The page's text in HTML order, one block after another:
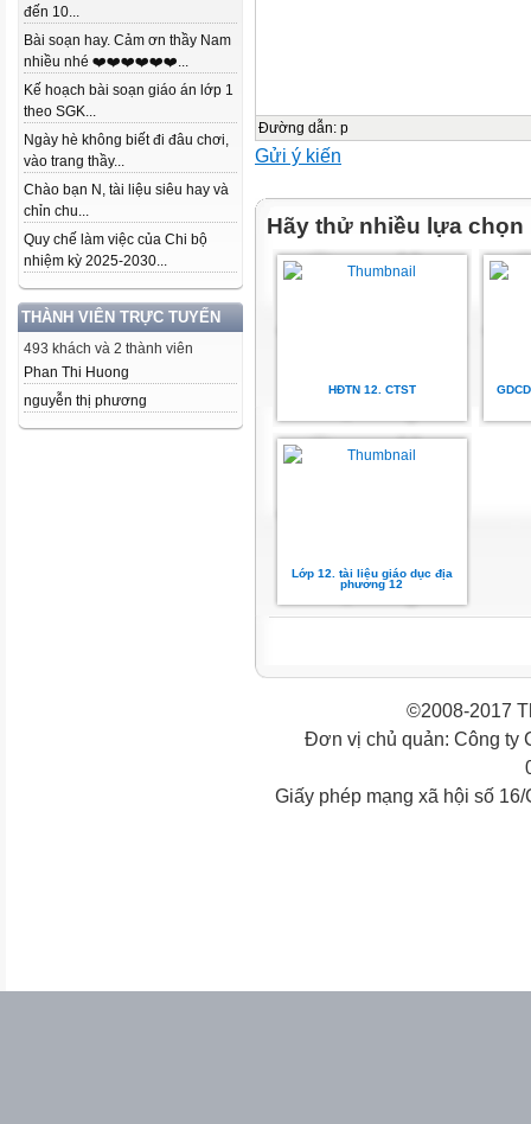
đến 10...
Bài soạn hay. Cảm ơn thầy Nam
nhiều nhé ❤️❤️❤️❤️❤️❤️...
Kế hoạch bài soạn giáo án lớp 1
theo SGK...
Ngày hè không biết đi đâu chơi,
vào trang thầy...
Chào bạn N, tài liệu siêu hay và
chỉn chu...
Quy chế làm việc của Chi bộ
nhiệm kỳ 2025-2030...
THÀNH VIÊN TRỰC TUYẾN
493 khách và 2 thành viên
Phan Thi Huong
nguyễn thị phương
Đường dẫn: p
Gửi ý kiến
Hãy thử nhiều lựa chọn
HĐTN 12. CTST
Lớp 12. tài liệu giáo dục địa
phương 12
©2008-2017
Đơn vị chủ quản: Công ty
Giấy phép mạng xã hội số